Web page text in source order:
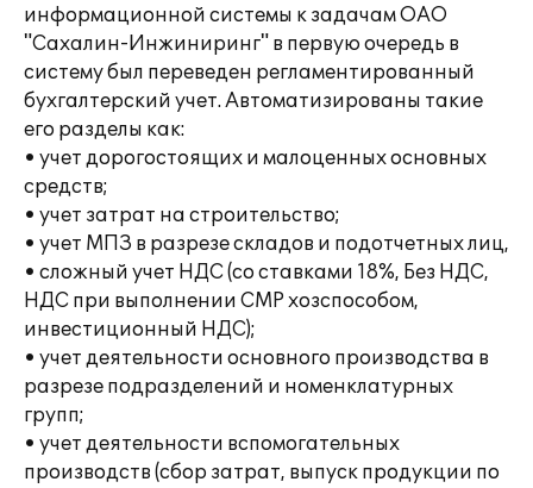
информационной системы к задачам ОАО
"Сахалин-Инжиниринг" в первую очередь в
систему был переведен регламентированный
бухгалтерский учет. Автоматизированы такие
его разделы как:
• учет дорогостоящих и малоценных основных
средств;
• учет затрат на строительство;
• учет МПЗ в разрезе складов и подотчетных лиц,
• сложный учет НДС (со ставками 18%, Без НДС,
НДС при выполнении СМР хозспособом,
инвестиционный НДС);
• учет деятельности основного производства в
разрезе подразделений и номенклатурных
групп;
• учет деятельности вспомогательных
производств (сбор затрат, выпуск продукции по